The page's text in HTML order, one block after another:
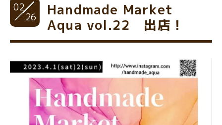
02
26
Handmade Market
Aqua vol.22 出店！